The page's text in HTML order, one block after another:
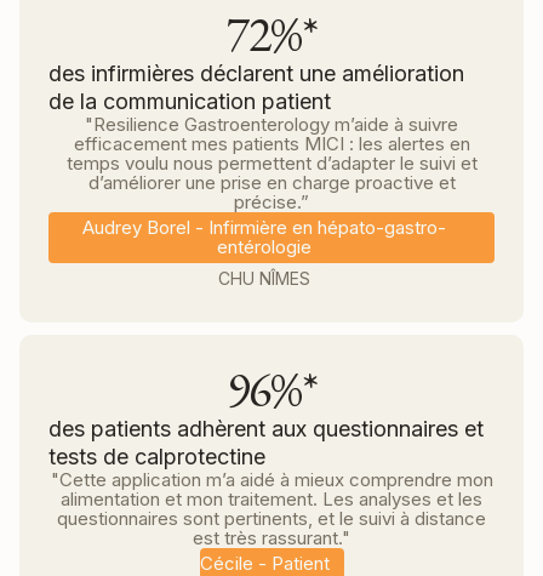
72%*
des infirmières déclarent une amélioration
de la communication patient
"Resilience Gastroenterology m’aide à suivre
efficacement mes patients MICI : les alertes en
temps voulu nous permettent d’adapter le suivi et
d’améliorer une prise en charge proactive et
précise.”
Audrey Borel - Infirmière en hépato-gastro-
entérologie
CHU NÎMES
96%*
des patients adhèrent aux questionnaires et
tests de calprotectine
"Cette application m’a aidé à mieux comprendre mon
alimentation et mon traitement. Les analyses et les
questionnaires sont pertinents, et le suivi à distance
est très rassurant."
Cécile - Patient